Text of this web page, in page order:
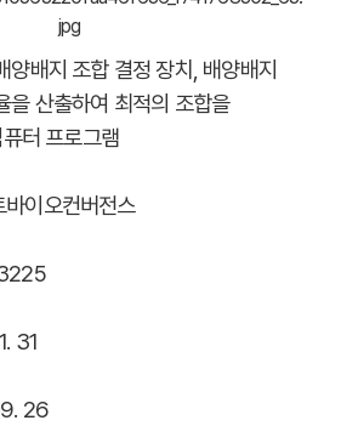
양배지 조합 결정 장치, 배양배지
을 산출하여 최적의 조합을
터 프로그램
이오컨버전스
31
26